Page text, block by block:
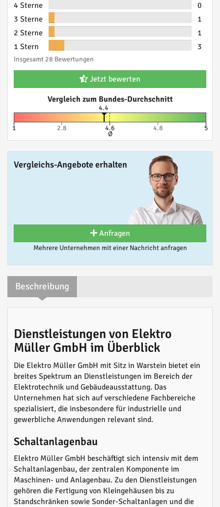
4 Sterne
0
3 Sterne
1
2 Sterne
1
1 Stern
3
Insgesamt 28 Bewertungen
Jetzt bewerten
Vergleich zum Bundes-Durchschnitt
4.4
1 2.8 4.6
Ø
4.8 5
Vergleichs-Angebote erhalten
Anfragen
Mehrere Unternehmen mit einer Nachricht anfragen
Beschreibung
Dienstleistungen von Elektro
Müller GmbH im Überblick
Die Elektro Müller GmbH mit Sitz in Warstein bietet ein
breites Spektrum an Dienstleistungen im Bereich der
Elektrotechnik und Gebäudeausstattung. Das
Unternehmen hat sich auf verschiedene Fachbereiche
spezialisiert, die insbesondere für industrielle und
gewerbliche Anwendungen relevant sind.
Schaltanlagenbau
Elektro Müller GmbH beschäftigt sich intensiv mit dem
Schaltanlagenbau, der zentralen Komponente im
Maschinen- und Anlagenbau. Zu den Dienstleistungen
gehören die Fertigung von Kleingehäusen bis zu
Standschränken sowie Sonder-Schaltanlagen und die